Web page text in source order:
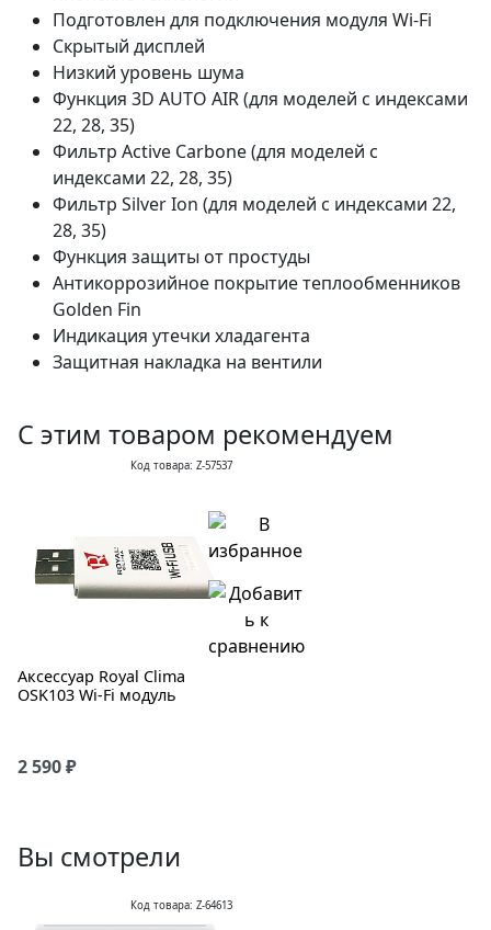
Подготовлен для подключения модуля Wi-Fi
Скрытый дисплей
Низкий уровень шума
Функция 3D AUTO AIR (для моделей с индексами
22, 28, 35)
Фильтр Active Carbone (для моделей с
индексами 22, 28, 35)
Фильтр Silver Ion (для моделей с индексами 22,
28, 35)
Функция защиты от простуды
Антикоррозийное покрытие теплообменников
Golden Fin
Индикация утечки хладагента
Защитная накладка на вентили
С этим товаром рекомендуем
Код товара: Z-57537
Аксессуар Royal Clima
OSK103 Wi-Fi модуль
2 590 ₽
Вы смотрели
Код товара: Z-64613